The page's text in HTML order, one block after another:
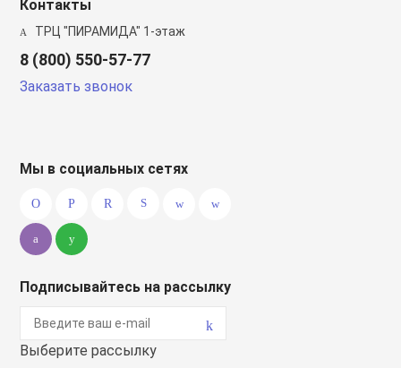
Контакты
ТРЦ "ПИРАМИДА" 1-этаж
8 (800) 550-57-77
Заказать звонок
Мы в социальных сетях
Подписывайтесь на рассылку
Выберите рассылку